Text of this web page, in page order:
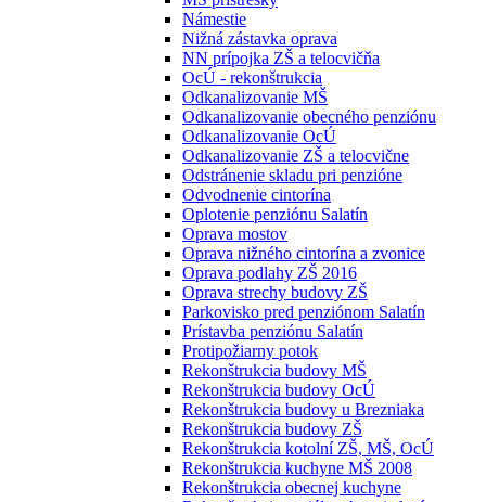
Námestie
Nižná zástavka oprava
NN prípojka ZŠ a telocvičňa
OcÚ - rekonštrukcia
Odkanalizovanie MŠ
Odkanalizovanie obecného penziónu
Odkanalizovanie OcÚ
Odkanalizovanie ZŠ a telocvične
Odstránenie skladu pri penzióne
Odvodnenie cintorína
Oplotenie penziónu Salatín
Oprava mostov
Oprava nižného cintorína a zvonice
Oprava podlahy ZŠ 2016
Oprava strechy budovy ZŠ
Parkovisko pred penziónom Salatín
Prístavba penziónu Salatín
Protipožiarny potok
Rekonštrukcia budovy MŠ
Rekonštrukcia budovy OcÚ
Rekonštrukcia budovy u Brezniaka
Rekonštrukcia budovy ZŠ
Rekonštrukcia kotolní ZŠ, MŠ, OcÚ
Rekonštrukcia kuchyne MŠ 2008
Rekonštrukcia obecnej kuchyne